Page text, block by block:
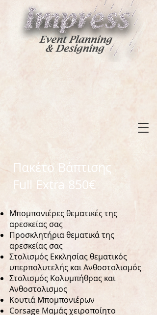
Πακέτο Βάπτισης
Full Extra 850€
Μπομπονιέρες θεματικές της
αρεσκείας σας
Προσκλητήρια θεματικά της
αρεσκείας σας
Στολισμός Εκκλησίας θεματικός
υπερπολυτελής και Ανθοστολισμός
Στολισμός Κολυμπήθρας και
Ανθοστολισμος
Κουτιά Μπομπονιέρων
Corsage Μαμάς χειροποίητο